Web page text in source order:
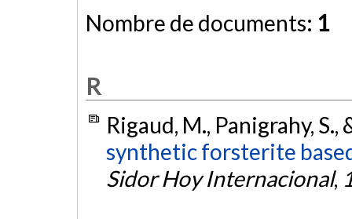
Nombre de documents: 1
R
Rigaud, M., Panigrahy, S.,
synthetic forsterite
Sidor Hoy Internacional,